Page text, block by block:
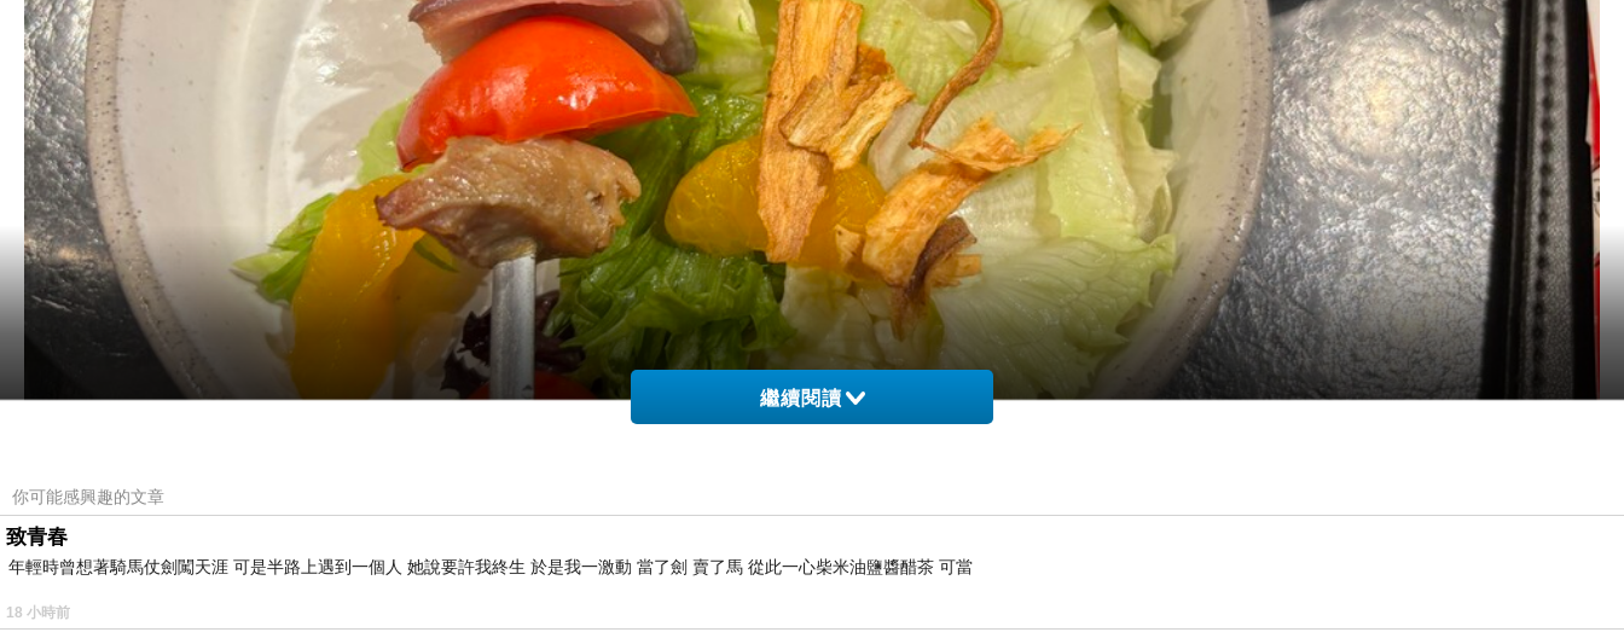
繼續閱讀
你可能感興趣的文章
致青春
年輕時曾想著騎馬仗劍闖天涯 可是半路上遇到一個人 她說要許我終生 於是我一激動 當了劍 賣了馬 從此一心柴米油鹽醬醋茶 可當
18 小時前